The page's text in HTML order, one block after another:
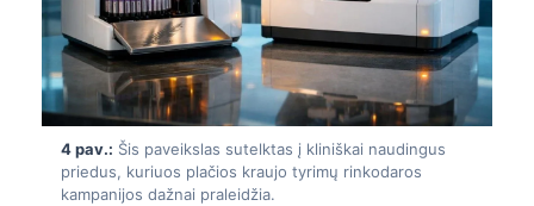
4 pav.: Šis paveikslas sutelktas į kliniškai naudingus
priedus, kuriuos plačios kraujo tyrimų rinkodaros
kampanijos dažnai praleidžia.